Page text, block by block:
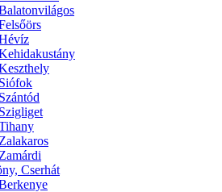
Siófok
Szántód
Szigliget
Zalakaros
Zamárdi
Cserhát